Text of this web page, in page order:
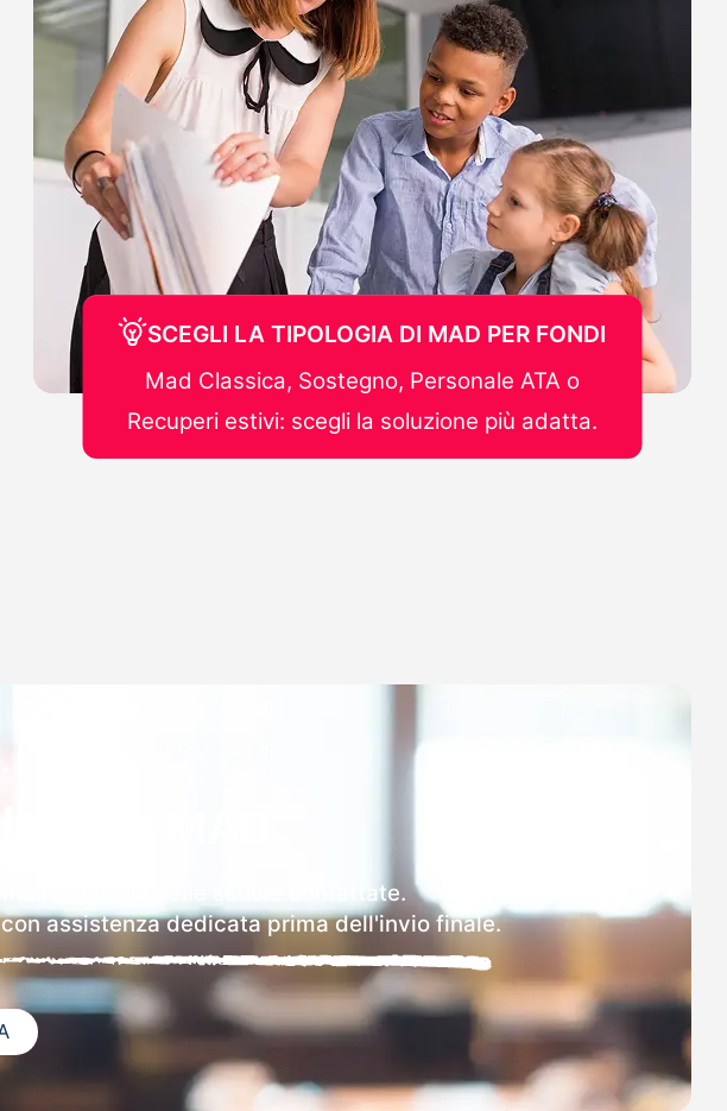
SCEGLI LA TIPOLOGIA DI MAD PER FONDI
Mad Classica, Sostegno, Personale ATA o
Recuperi estivi: scegli la soluzione più adatta.
tua MAD
i dettagli delle scuole contattate.
assistenza dedicata prima dell'invio finale.